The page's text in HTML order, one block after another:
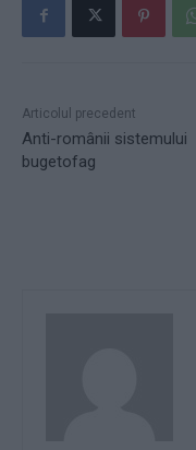
Articolul precedent
Anti-românii sistemului
bugetofag